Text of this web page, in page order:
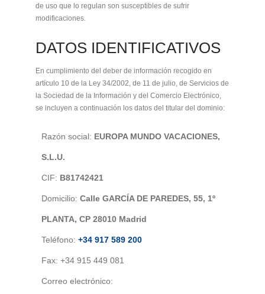
de uso que lo regulan son susceptibles de sufrir
modificaciones.
DATOS IDENTIFICATIVOS
En cumplimiento del deber de información recogido en
artículo 10 de la Ley 34/2002, de 11 de julio, de Servicios de
la Sociedad de la Información y del Comercio Electrónico,
se incluyen a continuación los datos del titular del dominio:
Razón social: EUROPA MUNDO VACACIONES,
S.L.U.
CIF: B81742421
Domicilio: Calle GARCÍA DE PAREDES, 55, 1º
PLANTA, CP 28010 Madrid
Teléfono: +34 917 589 200
Fax: +34 915 449 081
Correo electrónico: